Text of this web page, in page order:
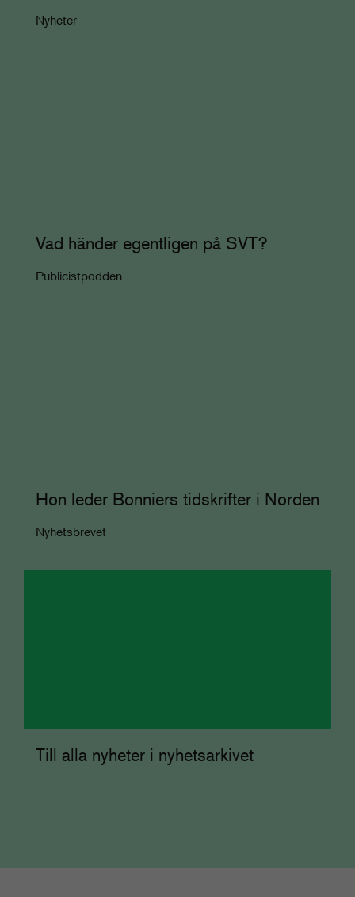
Nyheter
Vad händer egentligen på SVT?
Publicistpodden
Hon leder Bonniers tidskrifter i Norden
Nyhetsbrevet
Till alla nyheter i nyhetsarkivet